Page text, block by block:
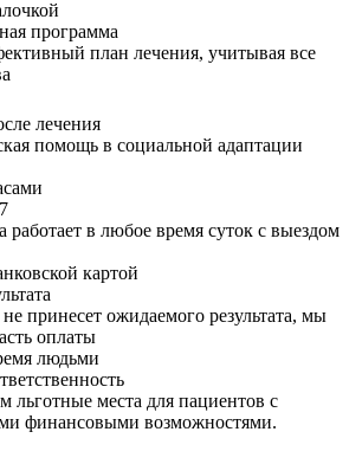
программа
план лечения, учитывая все
лечения
помощь в социальной адаптации
в любое время суток с выездом
принесет ожидаемого результата, мы
оплаты
льготные места для пациентов с
финансовыми возможностями.